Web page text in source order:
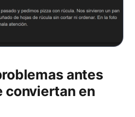
antes
conviertan en